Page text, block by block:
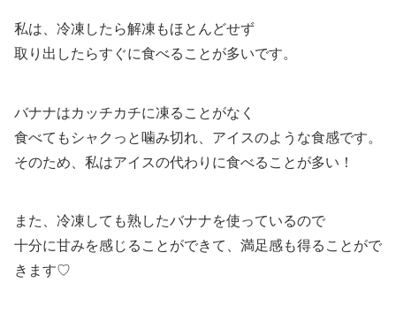
私は、冷凍したら解凍もほとんどせず
取り出したらすぐに食べることが多いです。
バナナはカッチカチに凍ることがなく
食べてもシャクっと噛み切れ、アイスのような食感です。
そのため、私はアイスの代わりに食べることが多い！
また、冷凍しても熟したバナナを使っているので
十分に甘みを感じることができて、満足感も得ることがで
きます♡